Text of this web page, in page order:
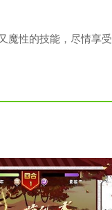
魔性的技能，尽情享受